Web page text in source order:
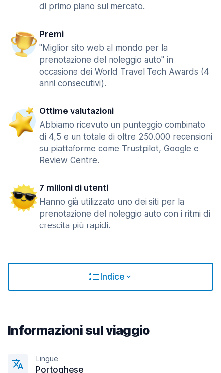
di primo piano sul mercato.
Premi
"Miglior sito web al mondo per la
prenotazione del noleggio auto" in
occasione dei World Travel Tech Awards (4
anni consecutivi).
Ottime valutazioni
Abbiamo ricevuto un punteggio combinato
di 4,5 e un totale di oltre 250.000 recensioni
su piattaforme come Trustpilot, Google e
Review Centre.
7 milioni di utenti
Hanno già utilizzato uno dei siti per la
prenotazione del noleggio auto con i ritmi di
crescita più rapidi.
Indice
Informazioni sul viaggio
Lingue
Portoghese